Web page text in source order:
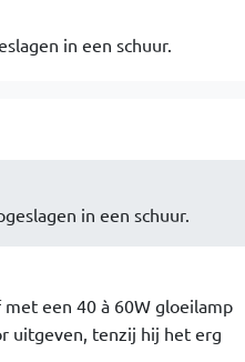
in een schuur.
in een schuur.
een 40 à 60W gloeilamp
uitgeven, tenzij hij het erg